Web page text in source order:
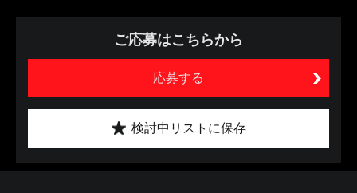
ご応募はこちらから
応募する
検討中リストに保存